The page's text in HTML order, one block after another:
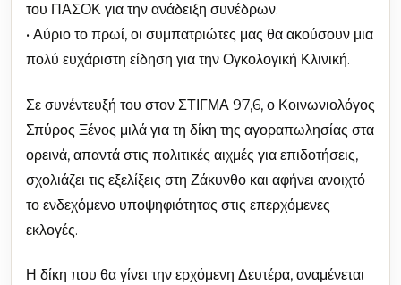
του ΠΑΣΟΚ για την ανάδειξη συνέδρων.
• Αύριο το πρωί, οι συμπατριώτες μας θα ακούσουν μια
πολύ ευχάριστη είδηση για την Ογκολογική Κλινική.
Σε συνέντευξή του στον ΣΤΙΓΜΑ 97,6, ο Κοινωνιολόγος
Σπύρος Ξένος μιλά για τη δίκη της αγοραπωλησίας στα
ορεινά, απαντά στις πολιτικές αιχμές για επιδοτήσεις,
σχολιάζει τις εξελίξεις στη Ζάκυνθο και αφήνει ανοιχτό
το ενδεχόμενο υποψηφιότητας στις επερχόμενες
εκλογές.
Η δίκη που θα γίνει την ερχόμενη Δευτέρα, αναμένεται